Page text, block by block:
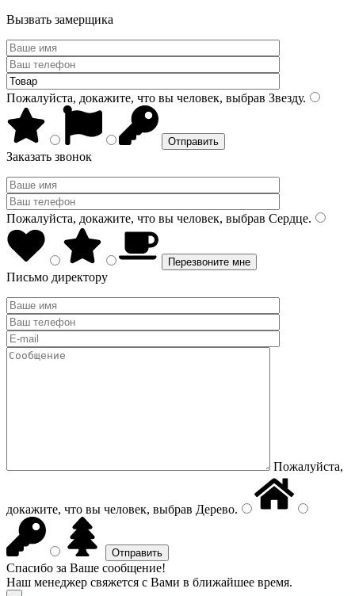
Вызвать замерщика
Пожалуйста, докажите, что вы человек, выбрав Звезду.
Заказать звонок
Пожалуйста, докажите, что вы человек, выбрав Сердце.
Письмо директору
Пожалуйста,
докажите, что вы человек, выбрав Дерево.
Спасибо за Ваше сообщение!
Наш менеджер свяжется с Вами в ближайшее время.